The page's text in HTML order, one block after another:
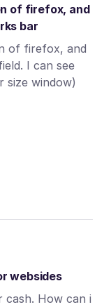
of firefox, and
bar
of firefox, and
I can see
size window)
websides
cash. How can i